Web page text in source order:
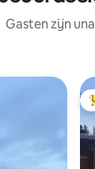
Gasten zijn